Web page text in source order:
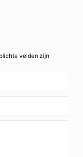
velden zijn